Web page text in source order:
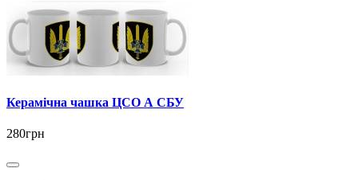
Керамічна чашка ЦСО А СБУ
280грн